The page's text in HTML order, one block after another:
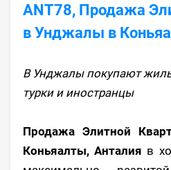
ANT78, Продажа
в Унджалы в
В Унджалы покупают
турки и иностранцы
Продажа Элитной
Коньяалты, Анталия в